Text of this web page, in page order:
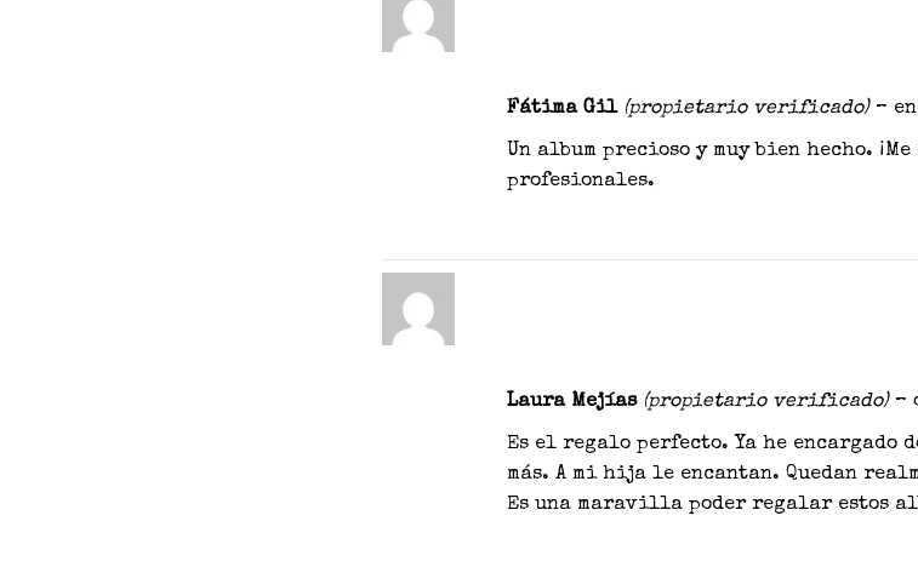
Fátima Gil (propietario verificado) –
Un album precioso y muy bien hecho.
profesionales.
Laura Mejías (propietario verificado) –
Es el regalo perfecto. Ya he encargado
más. A mi hija le encantan. Quedan
Es una maravilla poder regalar estos